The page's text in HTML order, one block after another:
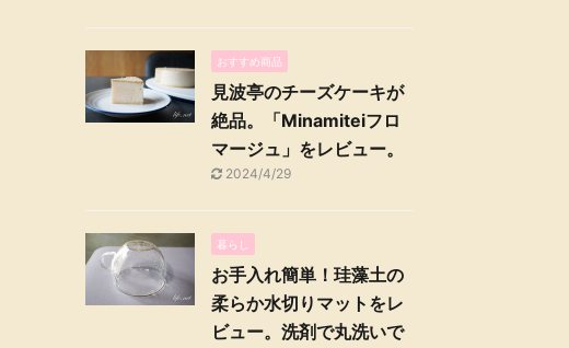
おすすめ商品
見波亭のチーズケーキが
絶品。「Minamiteiフロ
マージュ」をレビュー。
2024/4/29
暮らし
お手入れ簡単！珪藻土の
柔らか水切りマットをレ
ビュー。洗剤で丸洗いで